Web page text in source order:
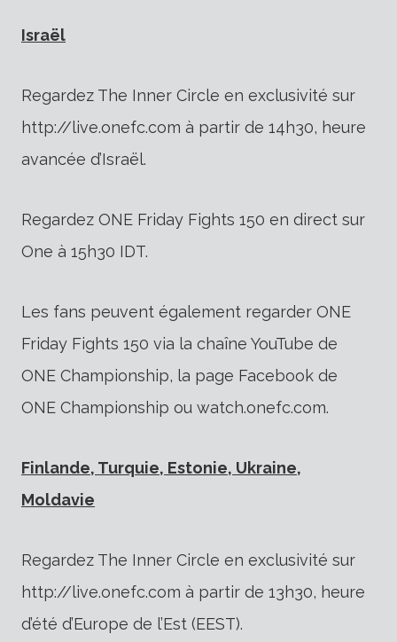
Israël
Regardez The Inner Circle en exclusivité sur
http://live.onefc.com à partir de 14h30, heure
avancée d’Israël.
Regardez ONE Friday Fights 150 en direct sur
One à 15h30 IDT.
Les fans peuvent également regarder ONE
Friday Fights 150 via la chaîne YouTube de
ONE Championship, la page Facebook de
ONE Championship ou watch.onefc.com.
Finlande, Turquie, Estonie, Ukraine,
Moldavie
Regardez The Inner Circle en exclusivité sur
http://live.onefc.com à partir de 13h30, heure
d’été d’Europe de l’Est (EEST).